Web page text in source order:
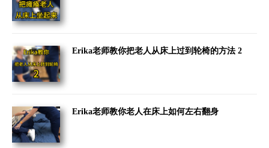
Erika老师教你把老人从床上过到轮椅的方法 2
Erika老师教你老人在床上如何左右翻身